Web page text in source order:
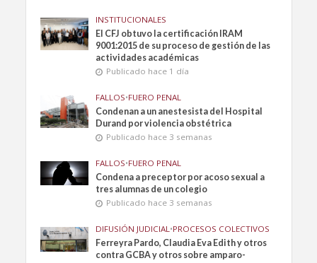
INSTITUCIONALES
El CFJ obtuvo la certificación IRAM
9001:2015 de su proceso de gestión de las
actividades académicas
Publicado hace 1 día
FALLOS•FUERO PENAL
Condenan a un anestesista del Hospital
Durand por violencia obstétrica
Publicado hace 3 semanas
FALLOS•FUERO PENAL
Condena a preceptor por acoso sexual a
tres alumnas de un colegio
Publicado hace 3 semanas
DIFUSIÓN JUDICIAL•PROCESOS COLECTIVOS
Ferreyra Pardo, Claudia Eva Edith y otros
contra GCBA y otros sobre amparo-